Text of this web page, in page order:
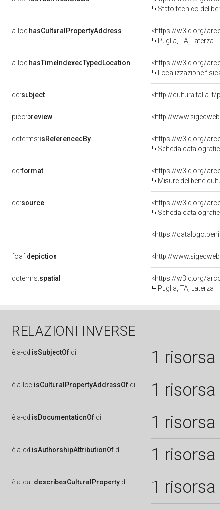
Stato tecnico del
a-loc:hasCulturalPropertyAddress
<https://w3id.org/
Puglia, TA, Laterza
a-loc:hasTimeIndexedTypedLocation
<https://w3id.org/
Localizzazione
dc:subject <http://culturaitalia.it/
pico:preview <http://
dcterms:isReferencedBy
<https://w3id.org/
Scheda
dc:format
<https://w3id.org/
Misure del bene
dc:source
<https://w3id.org/
Scheda
<https://
foaf:depiction <http://
dcterms:spatial
<https://w3id.org/
Puglia, TA, Laterza
RELAZIONI INVERSE
è a-cd:isSubjectOf di 1 risorsa
è a-loc:isCulturalPropertyAddressOf di 1 risorsa
è a-cd:isDocumentationOf di 1 risorsa
è a-cd:isAuthorshipAttributionOf di 1 risorsa
è a-cat:describesCulturalProperty di 1 risorsa